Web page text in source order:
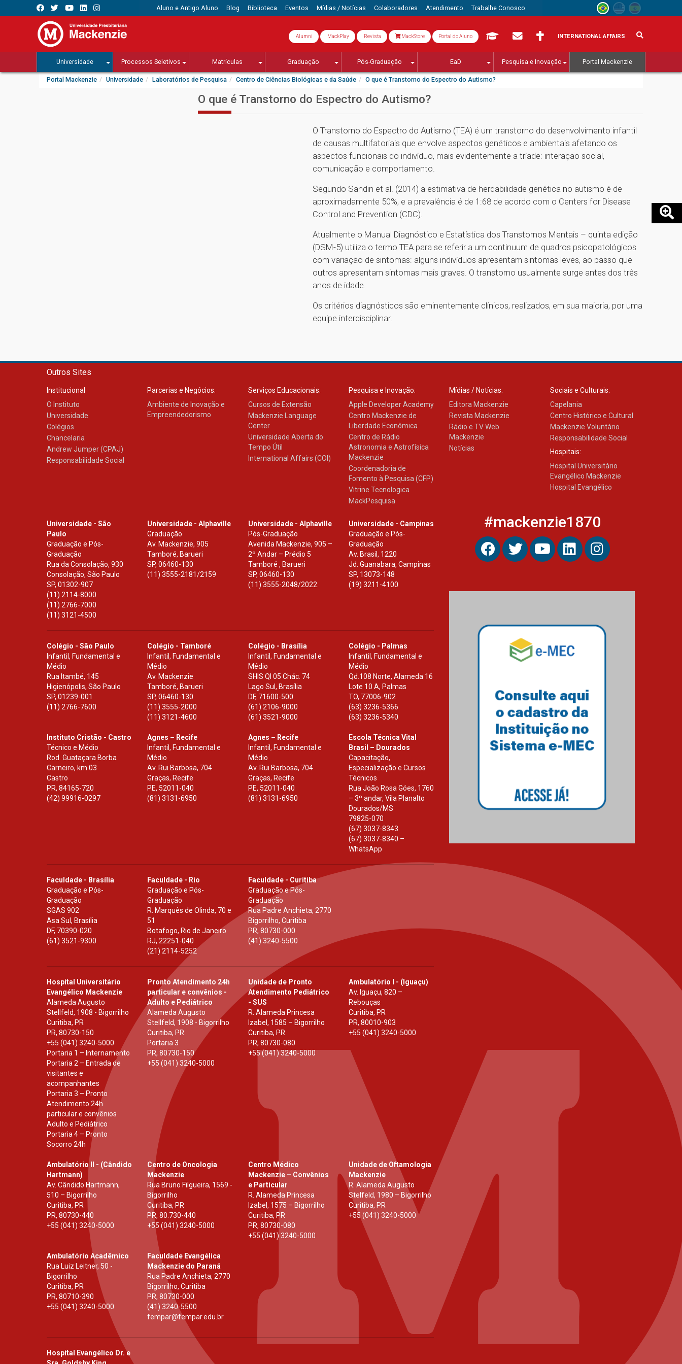
Aluno e Antigo Aluno Blog Biblioteca Eventos Mídias / Notícias Colaboradores Atendimento Trabalhe Conosco
Alumni MackPlay Revista MackStore Portal do Aluno INTERNATIONAL AFFAIRS
Universidade Processos Seletivos Matrículas Graduação Pós-Graduação EaD Pesquisa e Inovação Portal Mackenzie
Portal Mackenzie Universidade Laboratórios de Pesquisa Centro de Ciências Biológicas e da Saúde O que é Transtorno do Espectro do Autismo?
O que é Transtorno do Espectro do Autismo?
O Transtorno do Espectro do Autismo (TEA) é um transtorno do desenvolvimento infantil
de causas multifatoriais que envolve aspectos genéticos e ambientais afetando os
aspectos funcionais do indivíduo, mais evidentemente a tríade: interação social,
comunicação e comportamento.
Segundo Sandin et al. (2014) a estimativa de herdabilidade genética no autismo é de
aproximadamente 50%, e a prevalência é de 1:68 de acordo com o Centers for Disease
Control and Prevention (CDC).
Atualmente o Manual Diagnóstico e Estatística dos Transtornos Mentais – quinta edição
(DSM-5) utiliza o termo TEA para se referir a um continuum de quadros psicopatológicos
com variação de sintomas: alguns indivíduos apresentam sintomas leves, ao passo que
outros apresentam sintomas mais graves. O transtorno usualmente surge antes dos três
anos de idade.
Os critérios diagnósticos são eminentemente clínicos, realizados, em sua maioria, por uma
equipe interdisciplinar.
Outros Sites
Institucional
O Instituto
Universidade
Colégios
Chancelaria
Andrew Jumper (CPAJ)
Responsabilidade Social
Parcerias e Negócios:
Ambiente de Inovação e
Empreendedorismo
Serviços Educacionais:
Cursos de Extensão
Mackenzie Language
Center
Universidade Aberta do
Tempo Útil
International Affairs (COI)
Pesquisa e Inovação:
Apple Developer Academy
Centro Mackenzie de
Liberdade Econômica
Centro de Rádio
Astronomia e Astrofísica
Mackenzie
Coordenadoria de
Fomento à Pesquisa (CFP)
Vitrine Tecnologica
MackPesquisa
Mídias / Notícias:
Editora Mackenzie
Revista Mackenzie
Rádio e TV Web
Mackenzie
Notícias
Sociais e Culturais:
Capelania
Centro Histórico e Cultural
Mackenzie Voluntário
Responsabilidade Social
Hospitais:
Hospital Universitário
Evangélico Mackenzie
Hospital Evangélico
Universidade - São
Paulo
Graduação e Pós-
Graduação
Rua da Consolação, 930
Consolação, São Paulo
SP, 01302-907
(11) 2114-8000
(11) 2766-7000
(11) 3121-4500
Universidade - Alphaville
Graduação
Av. Mackenzie, 905
Tamboré, Barueri
SP,06460-130
(11) 3555-2181/2159
Universidade - Alphaville
Pós-Graduação
Avenida Mackenzie, 905 –
2º Andar – Prédio 5
Tamboré , Barueri
SP, 06460-130
(11) 3555-2048/2022.
Universidade - Campinas
Graduação e Pós-
Graduação
Av. Brasil, 1220
Jd. Guanabara, Campinas
SP, 13073-148
(19) 3211-4100
Colégio - São Paulo
Infantil, Fundamental e
Médio
Rua Itambé, 145
Higienópolis, São Paulo
SP, 01239-001
(11) 2766-7600
Colégio - Tamboré
Infantil, Fundamental e
Médio
Av. Mackenzie
Tamboré, Barueri
SP,06460-130
(11) 3555-2000
(11) 3121-4600
Colégio - Brasília
Infantil, Fundamental e
Médio
SHIS Ql 05 Chác. 74
Lago Sul, Brasília
DF, 71600-500
(61) 2106-9000
(61) 3521-9000
Colégio - Palmas
Infantil, Fundamental e
Médio
Qd.108 Norte, Alameda 16
Lote 10 A, Palmas
TO, 77006-902
(63) 3236-5366
(63) 3236-5340
Instituto Cristão - Castro
Técnico e Médio
Rod. Guataçara Borba
Carneiro, km 03
Castro
PR, 84165-720
(42) 99916-0297
Agnes – Recife
Infantil, Fundamental e
Médio
Av. Rui Barbosa, 704
Graças, Recife
PE, 52011-040
(81) 3131-6950
Agnes – Recife
Infantil, Fundamental e
Médio
Av. Rui Barbosa, 704
Graças, Recife
PE, 52011-040
(81) 3131-6950
Escola Técnica Vital
Brasil – Dourados
Capacitação,
Especialização e Cursos
Técnicos
Rua João Rosa Góes, 1760
– 3º andar, Vila Planalto
Dourados/MS
79825-070
(67) 3037-8343
(67) 3037-8340 –
WhatsApp
Faculdade - Brasília
Graduação e Pós-
Graduação
SGAS 902
Asa Sul, Brasília
DF, 70390-020
(61) 3521-9300
Faculdade - Rio
Graduação e Pós-
Graduação
R. Marquês de Olinda, 70 e
51
Botafogo, Rio de Janeiro
RJ,22251-040
(21) 2114-5252
Faculdade - Curitiba
Graduação e Pós-
Graduação
Rua Padre Anchieta, 2770
Bigorrilho, Curitiba
PR, 80730-000
(41) 3240-5500
Hospital Universitário
Evangélico Mackenzie
Alameda Augusto
Stellfeld, 1908 - Bigorrilho
Curitiba, PR
PR, 80730-150
+55 (041) 3240-5000
Portaria 1 – Internamento
Portaria 2 – Entrada de
visitantes e
acompanhantes
Portaria 3 – Pronto
Atendimento 24h
particular e convênios
Adulto e Pediátrico
Portaria 4 – Pronto
Socorro 24h
Pronto Atendimento 24h
particular e convênios -
Adulto e Pediátrico
Alameda Augusto
Stellfeld, 1908 - Bigorrilho
Curitiba, PR
Portaria 3
PR,80730-150
+55 (041) 3240-5000
Unidade de Pronto
Atendimento Pediátrico
- SUS
R. Alameda Princesa
Izabel, 1585 – Bigorrilho
Curitiba, PR
PR, 80730-080
+55 (041) 3240-5000
Ambulatório I - (Iguaçu)
Av. Iguaçu, 820 –
Rebouças
Curitiba, PR
PR, 80010-903
+55 (041) 3240-5000
Ambulatório II - (Cândido
Hartmann)
Av. Cândido Hartmann,
510 – Bigorrilho
Curitiba, PR
PR, 80730-440
+55 (041) 3240-5000
Centro de Oncologia
Mackenzie
Rua Bruno Filgueira, 1569 -
Bigorrilho
Curitiba, PR
PR,80.730-440
+55 (041) 3240-5000
Centro Médico
Mackenzie – Convênios
e Particular
R. Alameda Princesa
Izabel, 1575 – Bigorrilho
Curitiba, PR
PR, 80730-080
+55 (041) 3240-5000
Unidade de Oftamologia
Mackenzie
R. Alameda Augusto
Stelfeld, 1980 – Bigorrilho
Curitiba, PR
+55 (041) 3240-5000
Ambulatório Acadêmico
Rua Luiz Leitner, 50 -
Bigorrilho
Curitiba, PR
PR, 80710-390
+55 (041) 3240-5000
Faculdade Evangélica
Mackenzie do Paraná
Rua Padre Anchieta, 2770
Bigorrilho, Curitiba
PR,80730-000
(41) 3240-5500
fempar@fempar.edu.br
Hospital Evangélico Dr. e
#mackenzie1870